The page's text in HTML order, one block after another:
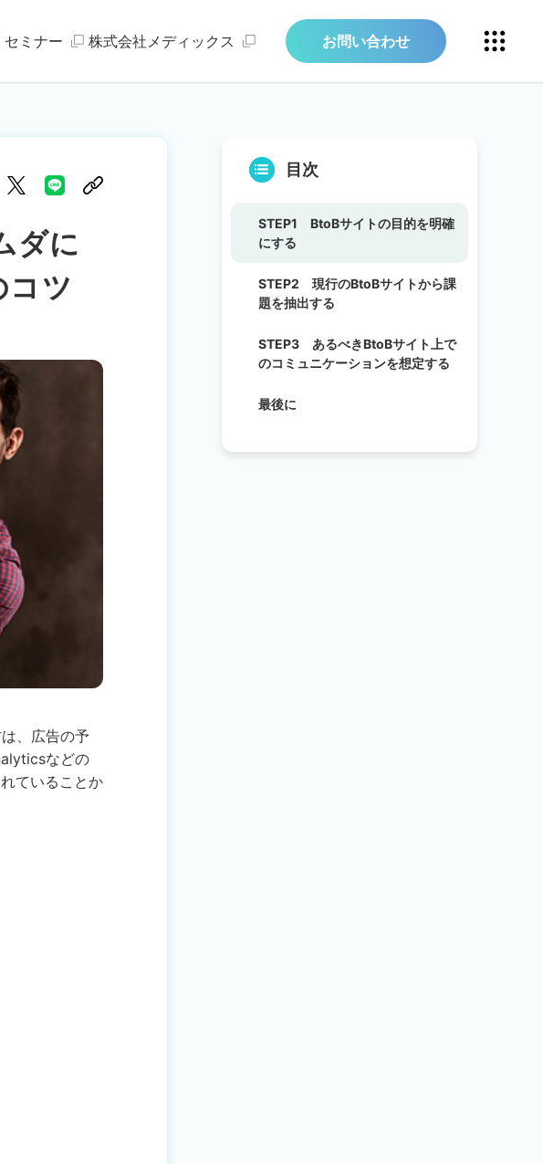
セミナー 株式会社メディックス お問い合わせ
ダに
コツ
、広告の予
などの
ていることか
目次
STEP1 BtoBサイトの目的を明確
にする
STEP2 現行のBtoBサイトから課
題を抽出する
STEP3 あるべきBtoBサイト上で
のコミュニケーションを想定する
最後に